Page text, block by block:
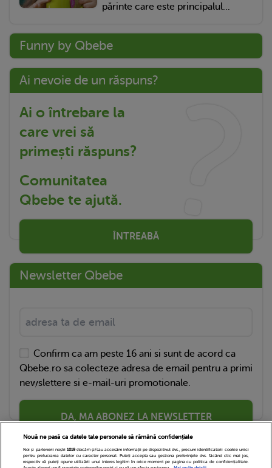
părinte care este principalul...
Funny by Qbebe
Ai nevoie de un răspuns?
Ai o întrebare la
care vrei să
primești răspuns?
Comunitatea
Qbebe te ajută.
ÎNTREABĂ
Newsletter Qbebe
Confirm ca am peste 16 ani si sunt de acord ca
Qbebe.ro sa colecteze adresa de email pentru a primi
newslettere si e-mail-uri promotionale.
DA, MA ABONEZ LA NEWSLETTER
Nouă ne pasă ca datele tale personale să rămână confidențiale
Noi și partenerii noștri 1019stocăm și/sau accesăm informații pe dispozitivul dvs., precum identificatorii cookie unici
pentru prelucrarea datelor cu caracter personal. Puteți accepta sau gestiona preferințele dvs. făcând clic mai jos,
respectiv vă puteți opune utilizării unui interes legitim în orice moment pe pagina cu politica de confidențialitate.